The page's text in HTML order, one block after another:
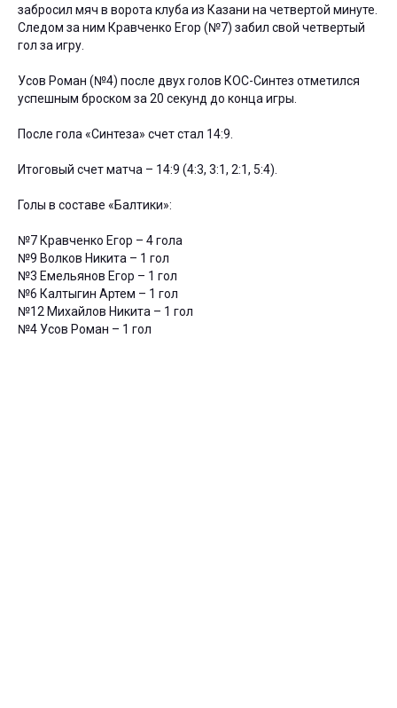
забросил мяч в ворота клуба из Казани на четвертой минуте.
Следом за ним Кравченко Егор (№7) забил свой четвертый
гол за игру.
Усов Роман (№4) после двух голов КОС-Синтез отметился
успешным броском за 20 секунд до конца игры.
После гола «Синтеза» счет стал 14:9.
Итоговый счет матча – 14:9 (4:3, 3:1, 2:1, 5:4).
Голы в составе «Балтики»:
№7 Кравченко Егор – 4 гола
№9 Волков Никита – 1 гол
№3 Емельянов Егор – 1 гол
№6 Калтыгин Артем – 1 гол
№12 Михайлов Никита – 1 гол
№4 Усов Роман – 1 гол